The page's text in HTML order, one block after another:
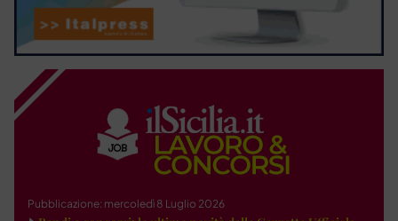
Pubblicazione: mercoledì 8 Luglio 2026